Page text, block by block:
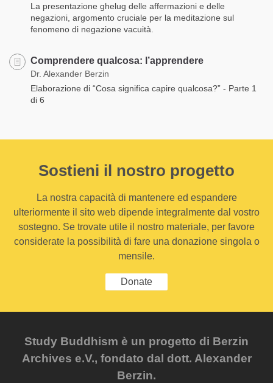
La presentazione ghelug delle affermazioni e delle
negazioni, argomento cruciale per la meditazione sul
fenomeno di negazione vacuità.
Comprendere qualcosa: l’apprendere
Dr. Alexander Berzin
Elaborazione di “Cosa significa capire qualcosa?” - Parte 1
di 6
Sostieni il nostro progetto
La nostra capacità di mantenere ed espandere
ulteriormente il sito web dipende integralmente dal vostro
sostegno. Se trovate utile il nostro materiale, per favore
considerate la possibilità di fare una donazione singola o
mensile.
Donate
Study Buddhism è un progetto di Berzin
Archives e.V., fondato dal dott. Alexander
Berzin.